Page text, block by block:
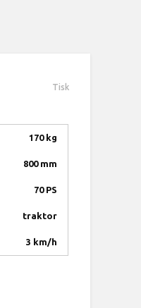
Tisk
170 kg
800 mm
70 PS
traktor
3 km/h